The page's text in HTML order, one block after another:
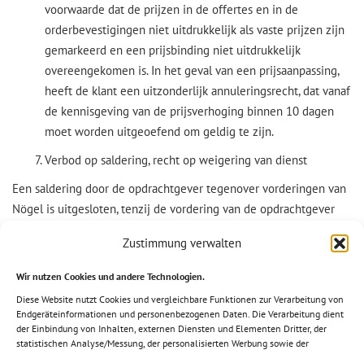
Zustimmung verwalten
Wir nutzen Cookies und andere Technologien.
Diese Website nutzt Cookies und vergleichbare Funktionen zur Verarbeitung von
Endgeräteinformationen und personenbezogenen Daten. Die Verarbeitung dient
der Einbindung von Inhalten, externen Diensten und Elementen Dritter, der
statistischen Analyse/Messung, der personalisierten Werbung sowie der
voorwaarde dat de prijzen in de offertes en in de
orderbevestigingen niet uitdrukkelijk als vaste prijzen zijn
gemarkeerd en een prijsbinding niet uitdrukkelijk
overeengekomen is. In het geval van een prijsaanpassing,
heeft de klant een uitzonderlijk annuleringsrecht, dat vanaf
de kennisgeving van de prijsverhoging binnen 10 dagen
moet worden uitgeoefend om geldig te zijn.
Verbod op saldering, recht op weigering van dienst
Een saldering door de opdrachtgever tegenover vorderingen van
Nögel is uitgesloten, tenzij de vordering van de opdrachtgever
weliswaar aangevochten zijn maar waarover de rechtszaak reeds
in staat van wijzen is, worden in deze zin ook beschouwd als
salderingsrechten tegenover Nögel wanneer de tegenaanspraak
van de opdrachtgever op dezelfde overeenkomst berust.